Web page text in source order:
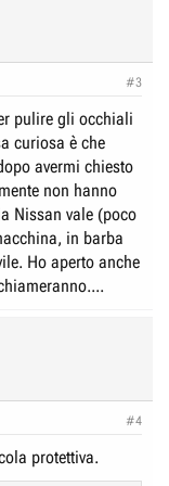
#3
pulire gli occhiali
curiosa è che
avermi chiesto
non hanno
Nissan vale (poco
in barba
Ho aperto anche
#4
protettiva.